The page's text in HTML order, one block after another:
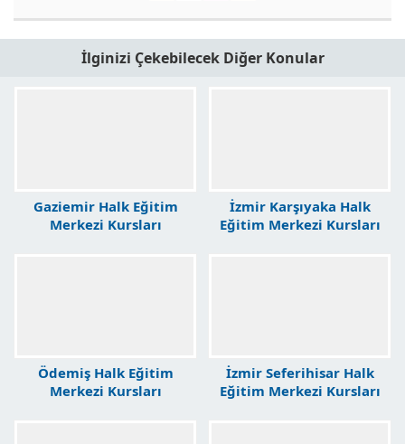
İlginizi Çekebilecek Diğer Konular
Gaziemir Halk Eğitim
Merkezi Kursları
İzmir Karşıyaka Halk
Eğitim Merkezi Kursları
Ödemiş Halk Eğitim
Merkezi Kursları
İzmir Seferihisar Halk
Eğitim Merkezi Kursları